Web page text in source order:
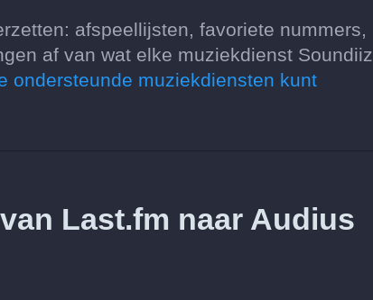
afspeellijsten, favoriete nummers,
af van wat elke muziekdienst Soundiiz
ondersteunde muziekdiensten kunt
Last.fm naar Audius